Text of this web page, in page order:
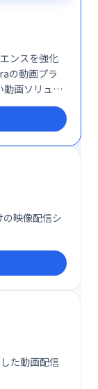
ンスを強化
の動画プラ
動画ソリュー
コミュニケー
千の企業、
教育機関によ
映像配信シ
た動画配信